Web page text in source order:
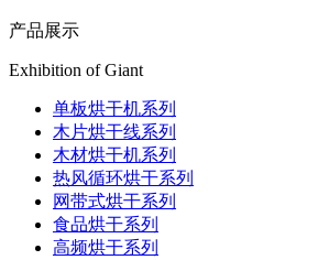
产品展示
Exhibition of Giant
单板烘干机系列
木片烘干线系列
木材烘干机系列
热风循环烘干系列
网带式烘干系列
食品烘干系列
高频烘干系列